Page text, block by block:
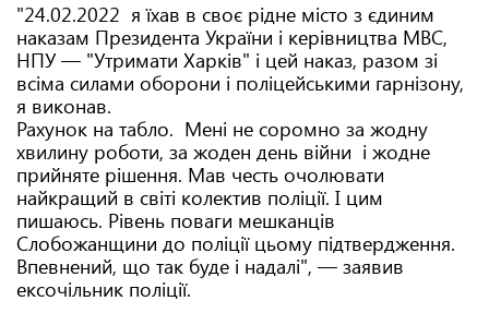
"24.02.2022 я їхав в своє рідне місто з єдиним
наказам Президента України і керівництва МВС,
НПУ — "Утримати Харків" і цей наказ, разом зі
всіма силами оборони і поліцейськими гарнізону,
я виконав.
Рахунок на табло. Мені не соромно за жодну
хвилину роботи, за жоден день війни і жодне
прийняте рішення. Мав честь очолювати
найкращий в світі колектив поліції. І цим
пишаюсь. Рівень поваги мешканців
Слобожанщини до поліції цьому підтвердження.
Впевнений, що так буде і надалі", — заявив
ексочільник поліції.